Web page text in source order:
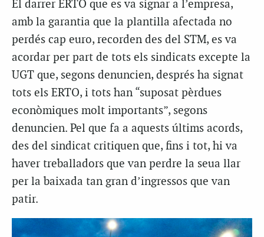
El darrer ERTO que es va signar a l’empresa,
amb la garantia que la plantilla afectada no
perdés cap euro, recorden des del STM, es va
acordar per part de tots els sindicats excepte la
UGT que, segons denuncien, després ha signat
tots els ERTO, i tots han “suposat pèrdues
econòmiques molt importants”, segons
denuncien. Pel que fa a aquests últims acords,
des del sindicat critiquen que, fins i tot, hi va
haver treballadors que van perdre la seua llar
per la baixada tan gran d’ingressos que van
patir.